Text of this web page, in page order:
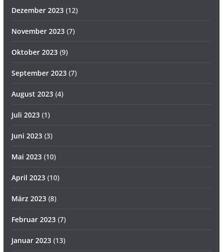
Dezember 2023(12)
November 2023(7)
Oktober 2023(9)
September 2023(7)
August 2023(4)
Juli 2023(1)
Juni 2023(3)
Mai 2023(10)
April 2023(10)
März 2023(8)
Februar 2023(7)
Januar 2023(13)